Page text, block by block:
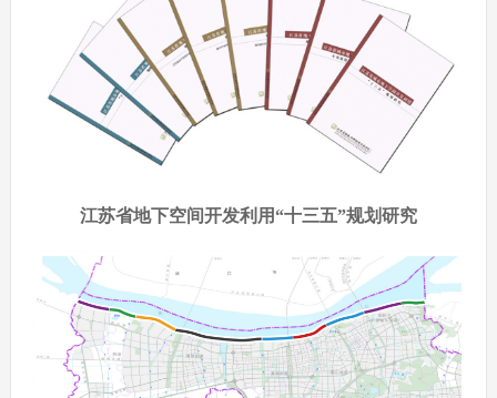
江苏省地下空间开发利用“十三五”规划研究